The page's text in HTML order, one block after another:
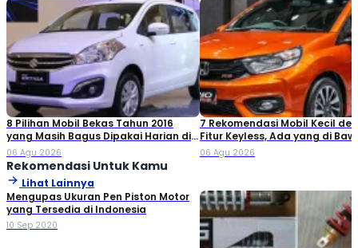
8 Pilihan Mobil Bekas Tahun 2016
yang Masih Bagus Dipakai Harian di
2026
06 Agu 2026
7 Rekomendasi Mobil Kecil
Fitur Keyless, Ada yang di
Rp80 Juta!
06 Agu 2026
Rekomendasi Untuk Kamu
Lihat Lainnya
Mengupas Ukuran Pen Piston Motor
yang Tersedia di Indonesia
10 Sep 2020